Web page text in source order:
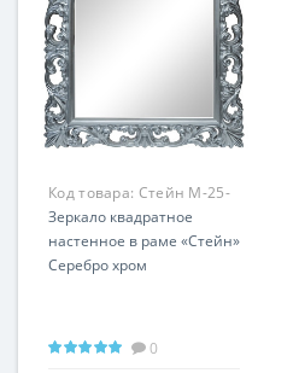
Код товара: Стейн M-25-
74
Зеркало квадратное
настенное в раме «Стейн»
Серебро хром
0